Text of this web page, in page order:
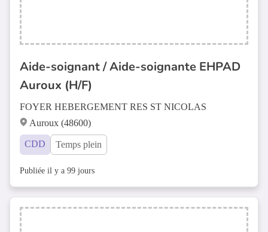
Aide-soignant / Aide-soignante EHPAD
Auroux (H/F)
FOYER HEBERGEMENT RES ST NICOLAS
Auroux (48600)
CDD Temps plein
Publiée il y a 99 jours